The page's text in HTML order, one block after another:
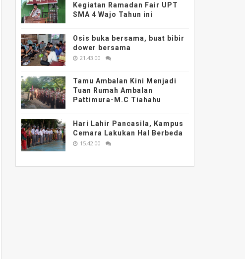
Kegiatan Ramadan Fair UPT
SMA 4 Wajo Tahun ini
Osis buka bersama, buat bibir
dower bersama
21.43.00
Tamu Ambalan Kini Menjadi
Tuan Rumah Ambalan
Pattimura-M.C Tiahahu
Hari Lahir Pancasila, Kampus
Cemara Lakukan Hal Berbeda
15.42.00